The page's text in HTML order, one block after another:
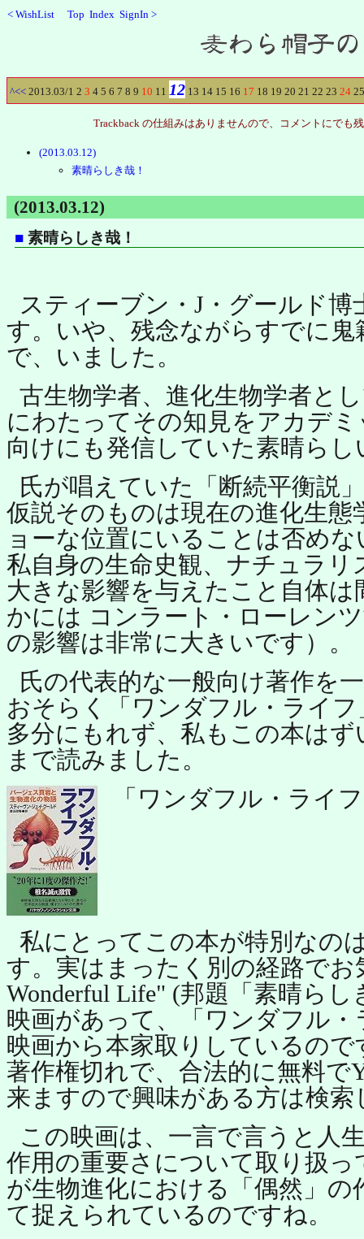
< WishList Top Index SignIn >
^<< 2013.03/1 2 3 4 5 6 7 8 9 10 11 12 13 14 15 16 17 18 19 20 21 22 23 24 25
Trackback の仕組みはありませんので、コメントにでも
(2013.03.12)
素晴らしき哉！
(2013.03.12)
■素晴らしき哉！
スティーブン・J・グールド
す。いや、残念ながらすでに
で、いました。
古生物学者、進化生物学者と
にわたってその知見をアカデ
向けにも発信していた素晴らし
氏が唱えていた「断続平衡説
仮説そのものは現在の進化生
ョーな位置にいることは否め
私自身の生命史観、ナチュラ
大きな影響を与えたこと自体
かには コンラート・ローレン
の影響は非常に大きいです）。
氏の代表的な一般向け著作を
おそらく「ワンダフル・ライ
多分にもれず、私もこの本は
まで読みました。
「ワンダフル・ライ
私にとってこの本が特別なの
す。実はまったく別の経路でお
Wonderful Life" (邦題「素晴ら
映画があって、「ワンダフル
映画から本家取りしているの
著作権切れで、合法的に無料で
来ますので興味がある方は検
この映画は、一言で言うと人
作用の重要さについて取り扱
が生物進化における「偶然」
て捉えられているのですね。